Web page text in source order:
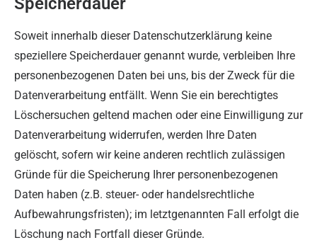
Soweit innerhalb dieser Datenschutzerklärung keine
speziellere Speicherdauer genannt wurde, verbleiben Ihre
personenbezogenen Daten bei uns, bis der Zweck für die
Datenverarbeitung entfällt. Wenn Sie ein berechtigtes
Löschersuchen geltend machen oder eine Einwilligung zur
Datenverarbeitung widerrufen, werden Ihre Daten
gelöscht, sofern wir keine anderen rechtlich zulässigen
Gründe für die Speicherung Ihrer personenbezogenen
Daten haben (z.B. steuer- oder handelsrechtliche
Aufbewahrungsfristen); im letztgenannten Fall erfolgt die
Löschung nach Fortfall dieser Gründe.